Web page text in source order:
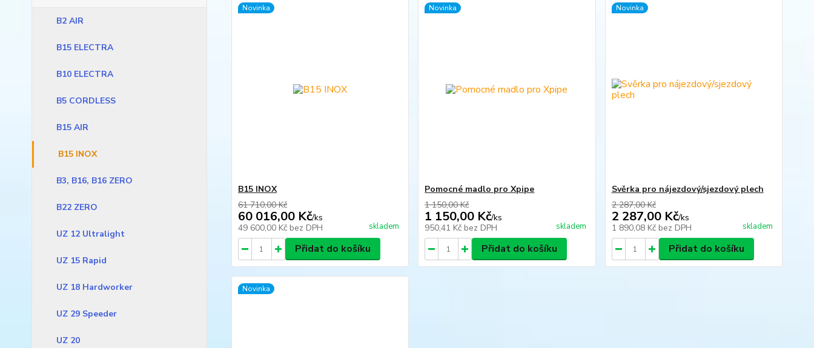
B2 AIR
B15 ELECTRA
B10 ELECTRA
B5 CORDLESS
B15 AIR
B15 INOX
B3, B16, B16 ZERO
B22 ZERO
UZ 12 Ultralight
UZ 15 Rapid
UZ 18 Hardworker
UZ 29 Speeder
UZ 20
Novinka
B15 INOX
61 710,00 Kč
60 016,00 Kč/ks
49 600,00 Kč bez DPH skladem
Přidat do košíku
Novinka
Pomocné madlo pro Xpipe
1 150,00 Kč
1 150,00 Kč/ks
950,41 Kč bez DPH skladem
Přidat do košíku
Novinka
Svěrka pro nájezdový/sjezdový plech
2 287,00 Kč
2 287,00 Kč/ks
1 890,08 Kč bez DPH skladem
Přidat do košíku
Novinka